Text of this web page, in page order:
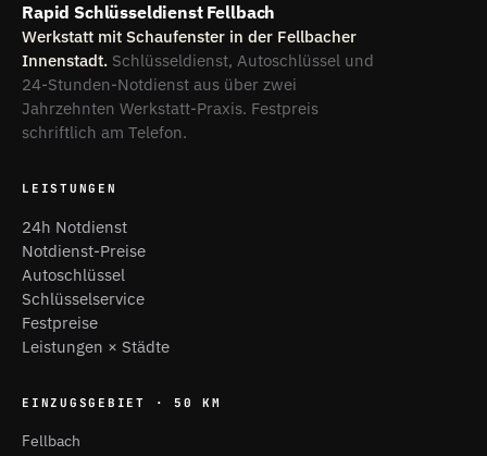
Rapid Schlüsseldienst Fellbach
Werkstatt mit Schaufenster in der Fellbacher
Innenstadt. Schlüsseldienst, Autoschlüssel und
24-Stunden-Notdienst aus über zwei
Jahrzehnten Werkstatt-Praxis. Festpreis
schriftlich am Telefon.
LEISTUNGEN
24h Notdienst
Notdienst-Preise
Autoschlüssel
Schlüsselservice
Festpreise
Leistungen × Städte
EINZUGSGEBIET · 50 KM
Fellbach